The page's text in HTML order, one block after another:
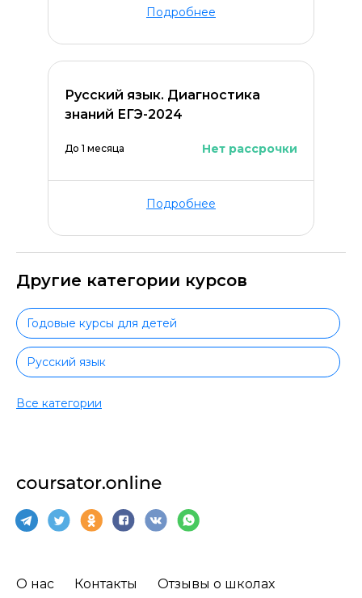
Подробнее
Русский язык. Диагностика
знаний ЕГЭ-2024
До 1 месяца Нет рассрочки
Подробнее
Другие категории курсов
Годовые курсы для детей
Русский язык
Математика
Дошкольникам
Английский для дошкольников
Все категории
О нас Контакты Отзывы о школах